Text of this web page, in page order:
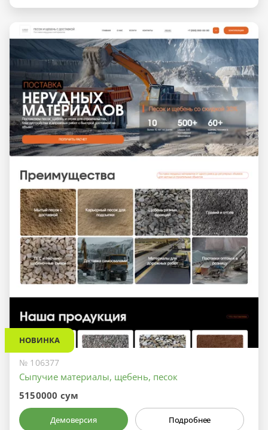
НОВИНКА
№ 106377
Сыпучие материалы, щебень, песок
5150000 сум
Демоверсия Подробнее